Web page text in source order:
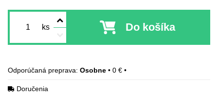
ks Do košíka
Osobne • 0 € •
Doručenia